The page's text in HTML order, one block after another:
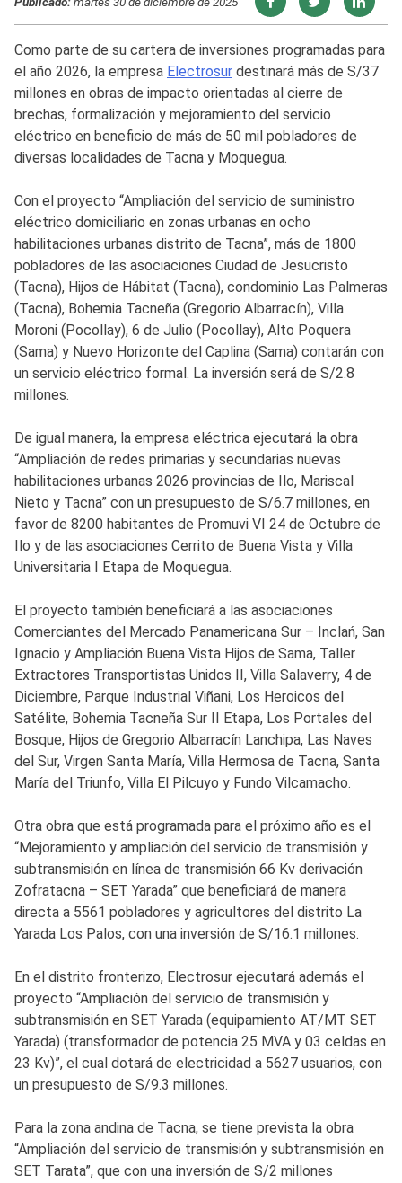
Como parte de su cartera de inversiones programadas para
el año 2026, la empresa Electrosur destinará más de S/37
millones en obras de impacto orientadas al cierre de
brechas, formalización y mejoramiento del servicio
eléctrico en beneficio de más de 50 mil pobladores de
diversas localidades de Tacna y Moquegua.
Con el proyecto “Ampliación del servicio de suministro
eléctrico domiciliario en zonas urbanas en ocho
habilitaciones urbanas distrito de Tacna”, más de 1800
pobladores de las asociaciones Ciudad de Jesucristo
(Tacna), Hijos de Hábitat (Tacna), condominio Las Palmeras
(Tacna), Bohemia Tacneña (Gregorio Albarracín), Villa
Moroni (Pocollay), 6 de Julio (Pocollay), Alto Poquera
(Sama) y Nuevo Horizonte del Caplina (Sama) contarán con
un servicio eléctrico formal. La inversión será de S/2.8
millones.
De igual manera, la empresa eléctrica ejecutará la obra
“Ampliación de redes primarias y secundarias nuevas
habilitaciones urbanas 2026 provincias de Ilo, Mariscal
Nieto y Tacna” con un presupuesto de S/6.7 millones, en
favor de 8200 habitantes de Promuvi VI 24 de Octubre de
Ilo y de las asociaciones Cerrito de Buena Vista y Villa
Universitaria I Etapa de Moquegua.
El proyecto también beneficiará a las asociaciones
Comerciantes del Mercado Panamericana Sur – Inclań, San
Ignacio y Ampliación Buena Vista Hijos de Sama, Taller
Extractores Transportistas Unidos II, Villa Salaverry, 4 de
Diciembre, Parque Industrial Viñani, Los Heroicos del
Satélite, Bohemia Tacneña Sur II Etapa, Los Portales del
Bosque, Hijos de Gregorio Albarracín Lanchipa, Las Naves
del Sur, Virgen Santa María, Villa Hermosa de Tacna, Santa
María del Triunfo, Villa El Pilcuyo y Fundo Vilcamacho.
Otra obra que está programada para el próximo año es el
“Mejoramiento y ampliación del servicio de transmisión y
subtransmisión en línea de transmisión 66 Kv derivación
Zofratacna – SET Yarada” que beneficiará de manera
directa a 5561 pobladores y agricultores del distrito La
Yarada Los Palos, con una inversión de S/16.1 millones.
En el distrito fronterizo, Electrosur ejecutará además el
proyecto “Ampliación del servicio de transmisión y
subtransmisión en SET Yarada (equipamiento AT/MT SET
Yarada) (transformador de potencia 25 MVA y 03 celdas en
23 Kv)”, el cual dotará de electricidad a 5627 usuarios, con
un presupuesto de S/9.3 millones.
Para la zona andina de Tacna, se tiene prevista la obra
“Ampliación del servicio de transmisión y subtransmisión en
SET Tarata”, que con una inversión de S/2 millones